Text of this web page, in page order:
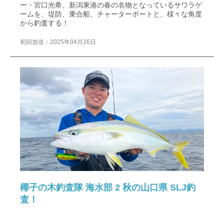
ー・宮口光希。新潟東港の春の名物となっているサワラゲ
ームを、堤防、乗合船、チャーターボートと、様々な角度
から釣査する！
初回放送：2025年04月26日
椰子の木釣査隊 海水部 2 秋の山口県 SLJ釣
査！